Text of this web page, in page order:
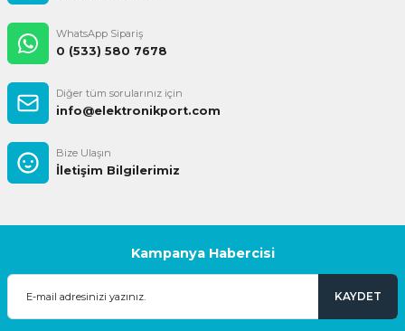
WhatsApp Sipariş
0 (533) 580 7678
Diğer tüm sorularınız için
info@elektronikport.com
Bize Ulaşın
İletişim Bilgilerimiz
Kampanya Habercisi
KAYDET